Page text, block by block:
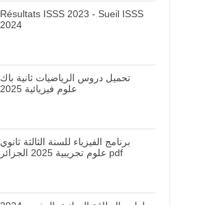
Résultats ISSS 2023 - Sueil ISSS
2024
تحميل دروس الرياضيات ثانية باك
علوم فيزيائية 2025
برنامج الفيزياء للسنة الثالثة ثانوي
علوم تجريبية 2025 الجزائر pdf